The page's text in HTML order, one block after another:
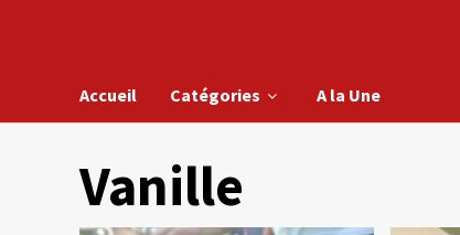
Accueil Catégories A la Une
Vanille